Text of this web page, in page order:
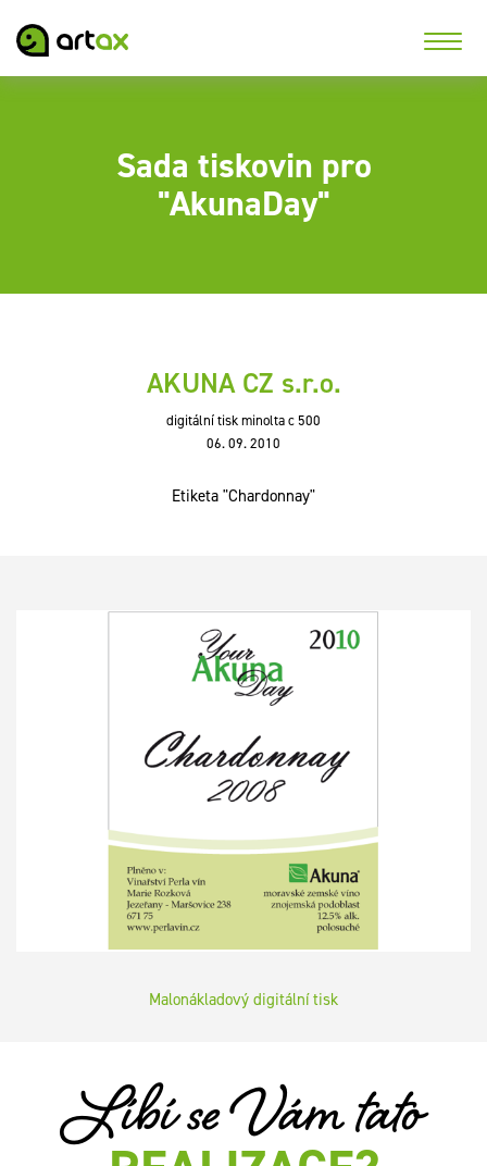
Sada tiskovin pro
"AkunaDay"
AKUNA CZ s.r.o.
digitální tisk minolta c 500
06. 09. 2010
Etiketa "Chardonnay"
Malonákladový digitální tisk
Líbí se Vám tato